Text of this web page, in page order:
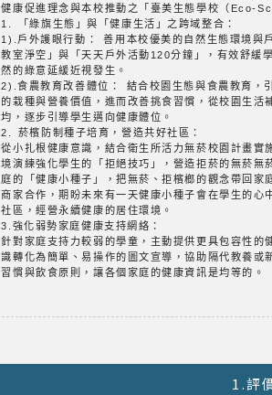
健康促進理念與本校推動之「臺美生態學校（Eco-
1. 「綠旗生態」與「健康生活」之跨域整合：
1).戶外護眼行動： 善用本校優美的自然生態環境與
教室淨空」與「天天戶外活動120分鐘」，有效舒緩
然的綠意延緩近視發生。
2).食農教育改善體位： 結合校園生態與食農教育，
的栽種與營養價值，進而改善挑食習慣，從校園生活
均，逐步引導學生邁向健康體位。
2. 菸檳防制種子培育，營造共好社區：
從小扎根健康意識，結合衛生所活力無菸校園計畫實
境演練強化學生的「拒絕技巧」，營造拒菸的無菸無
庭的「健康小種子」，把無菸、拒檳榔的觀念帶回家
商家合作，期盼未來有一天健康小種子會在學生的心
社區，經營永續健康的居住環境。
3.強化弱勢家庭健康支持網絡：
針對家庭支持力較弱的學童，主動提供更具包容性
識轉化為簡單、易操作的圖文宣導，協助隔代教養或
習慣與飲食原則，讓各個家庭的健康資訊是均等的。
1.評